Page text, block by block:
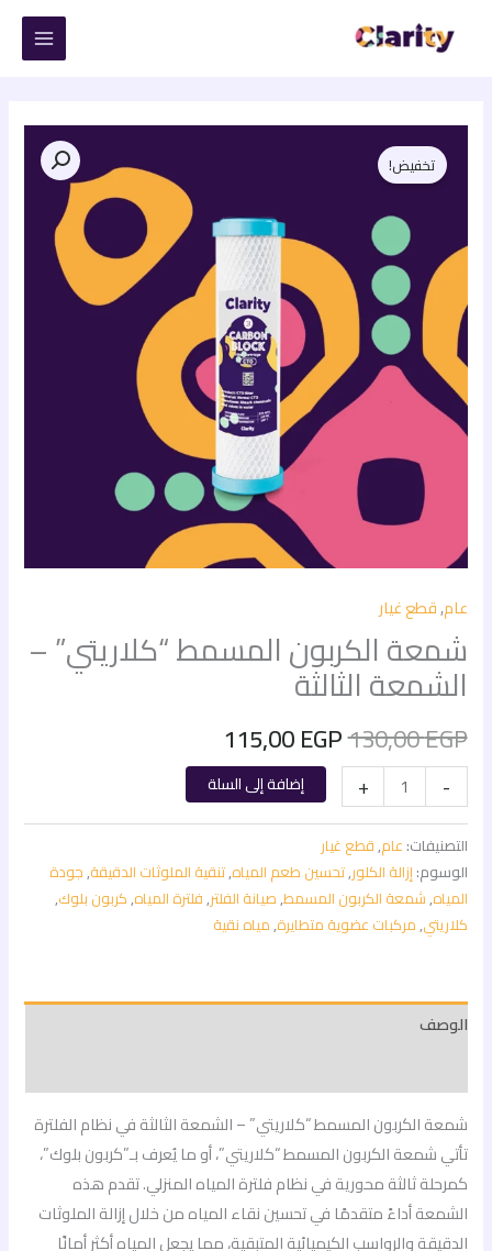
تخفيض!
عام,قطع غيار
شمعة الكربون المسمط “كلاريتي” –
الشمعة الثالثة
130,00EGP
هو:
130,00 EGP.
115,00EGP
الحالي
هو:
115,00 EGP.
-
كمية
شمعة
"كلاريتي"
الشمعة
الثالثة
+ إضافة إلى السلة
التصنيفات:عام,قطع غيار
الوسوم: إزالة الكلور,تحسين طعم المياه,تنقية الملوثات الدقيقة,جودة
المياه,شمعة الكربون المسمط,صيانة الفلتر,فلترة المياه,كربون بلوك,
كلاريتي,مركبات عضوية متطايرة,مياه نقية
الوصف
شمعة الكربون المسمط “كلاريتي” – الشمعة الثالثة في نظام الفلترة
تأتي شمعة الكربون المسمط “كلاريتي”، أو ما يُعرف بـ”كربون بلوك”،
كمرحلة ثالثة محورية في نظام فلترة المياه المنزلي. تقدم هذه
الشمعة أداءً متقدمًا في تحسين نقاء المياه من خلال إزالة الملوثات
الدقيقة والرواسب الكيميائية المتبقية، مما يجعل المياه أكثر أمانًا